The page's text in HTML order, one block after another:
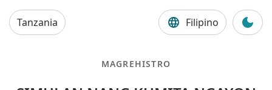
Tanzania Filipino
MAGREHISTRO